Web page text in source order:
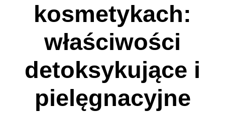
kosmetykach:
właściwości
detoksykujące i
pielęgnacyjne